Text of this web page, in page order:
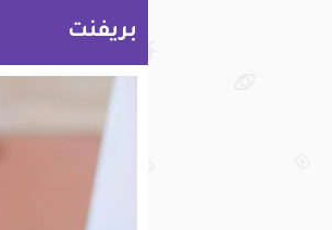
بريفنت